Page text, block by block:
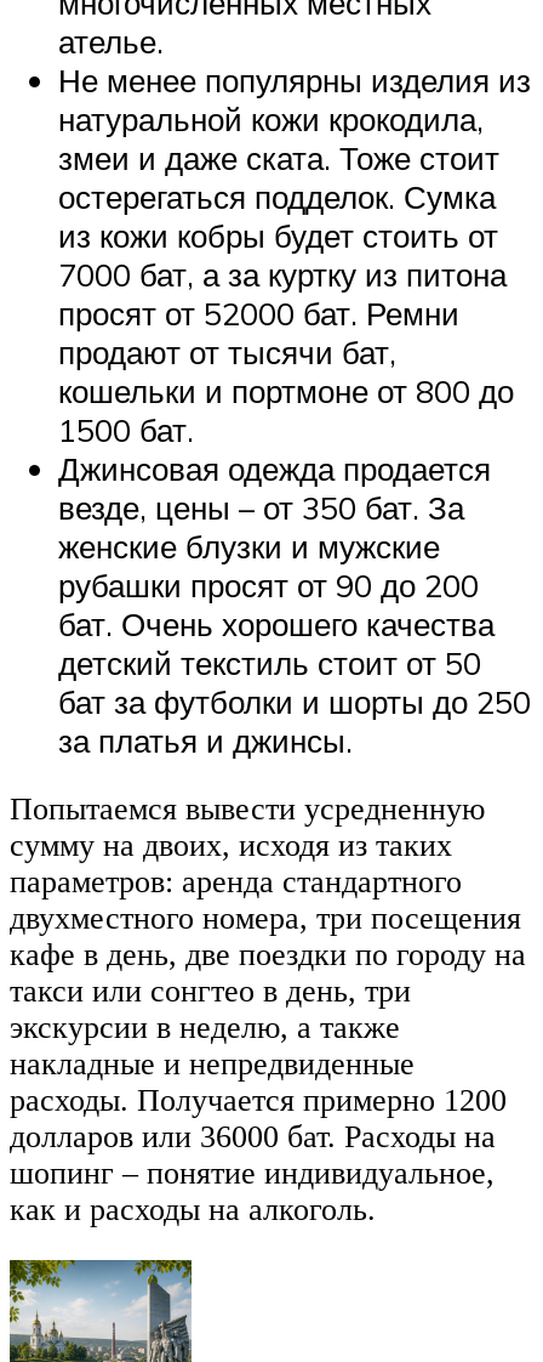
ателье.
Не менее популярны изделия из
натуральной кожи крокодила,
змеи и даже ската. Тоже стоит
остерегаться подделок. Сумка
из кожи кобры будет стоить от
7000 бат, а за куртку из питона
просят от 52000 бат. Ремни
продают от тысячи бат,
кошельки и портмоне от 800 до
1500 бат.
Джинсовая одежда продается
везде, цены – от 350 бат. За
женские блузки и мужские
рубашки просят от 90 до 200
бат. Очень хорошего качества
детский текстиль стоит от 50
бат за футболки и шорты до 250
за платья и джинсы.
Попытаемся вывести усредненную
сумму на двоих, исходя из таких
параметров: аренда стандартного
двухместного номера, три посещения
кафе в день, две поездки по городу на
такси или сонгтео в день, три
экскурсии в неделю, а также
накладные и непредвиденные
расходы. Получается примерно 1200
долларов или 36000 бат. Расходы на
шопинг – понятие индивидуальное,
как и расходы на алкоголь.